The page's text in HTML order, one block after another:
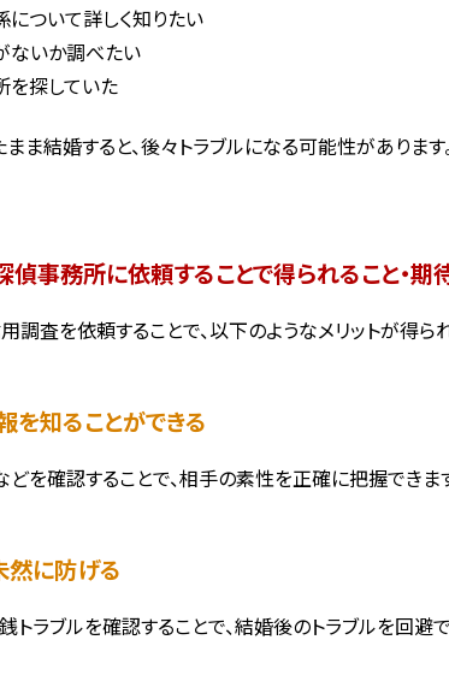
ついて詳しく知りたい
ないか調べたい
探していた
ま結婚すると、後々トラブルになる可能性がありま
事務所に依頼することで得られること・期
査を依頼することで、以下のようなメリットが得ら
知ることができる
を確認することで、相手の素性を正確に把握できま
然に防げる
ラブルを確認することで、結婚後のトラブルを回避で